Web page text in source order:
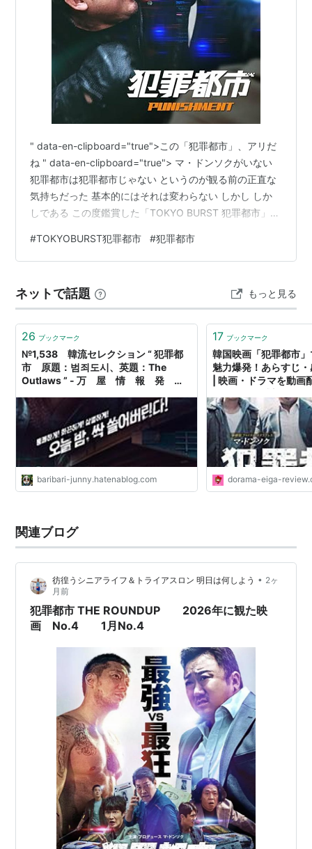
" data-en-clipboard="true">この「犯罪都市」、アリだ
ね " data-en-clipboard="true"> マ・ドンソクがいない
犯罪都市は犯罪都市じゃない というのが観る前の正直な
気持ちだった 基本的にはそれは変わらない しかし しか
しである この度鑑賞した「TOKYO BURST 犯罪都市」は
ン・イスが出演していたから、だけではなく 思わず目を
背けたくなるような暴力性と 喝采を送りたくなるような
な軽妙さと 何より主人公・相葉四郎（水上恒司）のキャ
ラが良かった …
#TOKYOBURST犯罪都市 #犯罪都市
ネットで話題 もっと見る
26 ブックマーク
№1,538 韓流セレクション “ 犯罪都
市 原題：범죄도시、英題：The
Outlaws ” - 万 屋 情 報 発
baribari-junny.hatenablog.com
17 ブックマーク
韓国映画「犯罪都市
魅力爆発！あらすじ
| 映画・ドラマを動画
dorama-eiga-
関連ブログ
彷徨うシニアライフ＆トライアスロン 明日は何しよう • 2ヶ
月前
犯罪都市 THE ROUNDUP 2026年に観た映
画 No.4 1月No.4